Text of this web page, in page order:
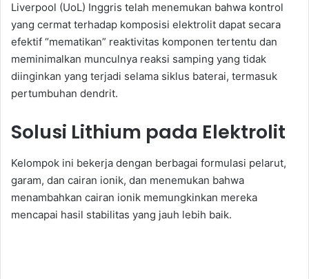
Liverpool (UoL) Inggris telah menemukan bahwa kontrol
yang cermat terhadap komposisi elektrolit dapat secara
efektif “mematikan” reaktivitas komponen tertentu dan
meminimalkan munculnya reaksi samping yang tidak
diinginkan yang terjadi selama siklus baterai, termasuk
pertumbuhan dendrit.
Solusi Lithium pada Elektrolit
Kelompok ini bekerja dengan berbagai formulasi pelarut,
garam, dan cairan ionik, dan menemukan bahwa
menambahkan cairan ionik memungkinkan mereka
mencapai hasil stabilitas yang jauh lebih baik.